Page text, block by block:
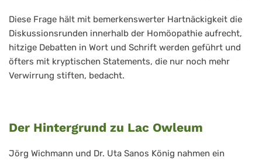
Diese Frage hält mit bemerkenswerter Hartnäckigkeit die
Diskussionsrunden innerhalb der Homöopathie aufrecht,
hitzige Debatten in Wort und Schrift werden geführt und
öfters mit kryptischen Statements, die nur noch mehr
Verwirrung stiften, bedacht.
Der Hintergrund zu Lac Owleum
Jörg Wichmann und Dr. Uta Sanos König nahmen ein